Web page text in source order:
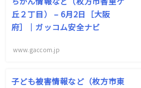
丘２丁目） – 6月2日［大阪
府］｜ガッコム安全ナビ
www.gaccom.jp
子ども被害情報など（枚方市東